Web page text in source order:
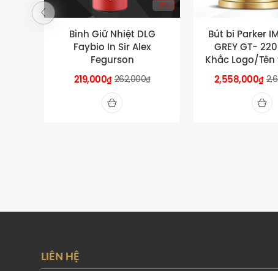
Bình Giữ Nhiệt DLG
Faybio In Sir Alex
Fegurson
262,000₫
219,000₫
-17%
Bút bi Parker
GREY GT-
Khắc Logo/
cầu
2,558,000₫
LIÊN HỆ